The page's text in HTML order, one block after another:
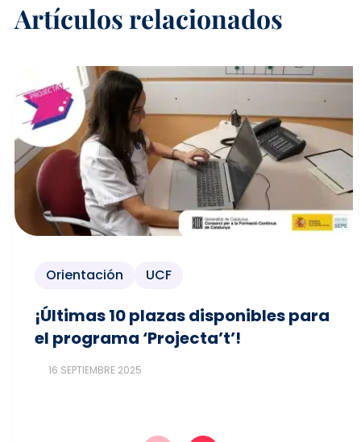
Artículos relacionados
Orientación UCF
¡Últimas 10 plazas disponibles para
el programa ‘Projecta’t’!
16 SEPTIEMBRE 2025